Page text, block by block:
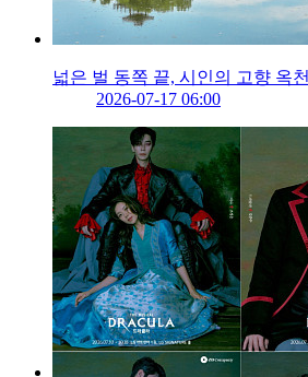
넓은 벌 동쪽 끝, 시인의 고향 옥천
2026-07-17 06:00